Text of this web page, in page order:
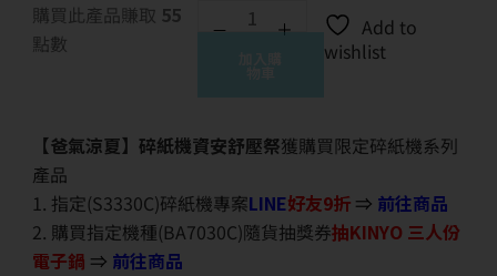
購買此產品賺取 55
點數
Add to
wishlist
【爸氣涼夏】碎紙機資安舒壓祭獲購買限定碎紙機系列
產品
1. 指定(S3330C)碎紙機專案LINE好友9折 ⇒ 前往商品
2. 購買指定機種(BA7030C)隨貨抽獎券抽KINYO 三人份
電子鍋 ⇒ 前往商品